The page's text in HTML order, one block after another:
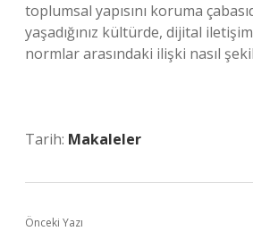
toplumsal yapısını koruma
yaşadığınız kültürde, dijital
normlar arasındaki ilişki nasıl
Tarih: Makaleler
Önceki Yazı